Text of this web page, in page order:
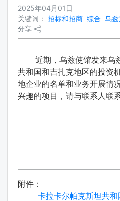
2025年04月01日
关键词： 招标和招商 综合 乌兹
分享
近期，乌兹使馆发来乌
共和国和吉扎克地区的投资
地企业的名单和业务开展情
兴趣的项目，请与联系人联系
附件：
卡拉卡尔帕克斯坦共